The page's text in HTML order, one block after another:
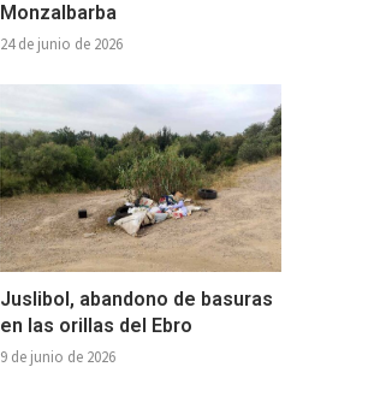
Monzalbarba
24 de junio de 2026
Juslibol, abandono de basuras
en las orillas del Ebro
9 de junio de 2026